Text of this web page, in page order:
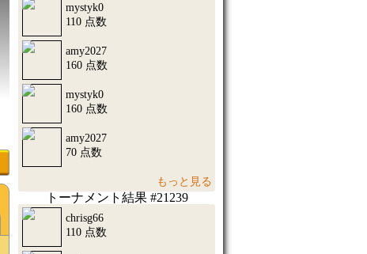
mystyk0
110 点数
amy2027
160 点数
mystyk0
160 点数
amy2027
70 点数
もっと見る
トーナメント結果 #21239
chrisg66
110 点数